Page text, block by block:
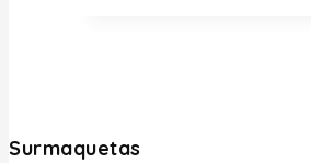
Surmaquetas